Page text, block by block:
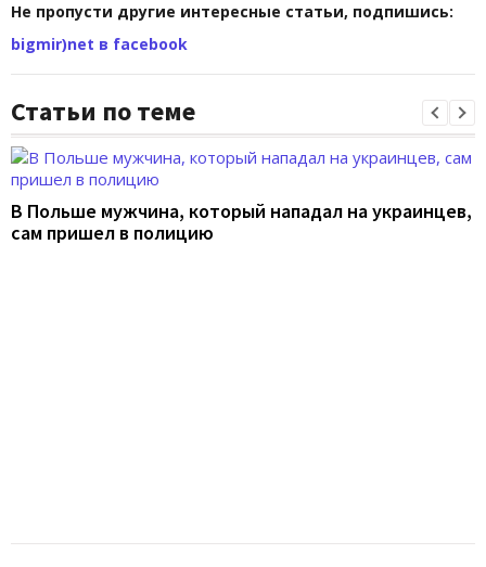
Не пропусти другие интересные статьи, подпишись:
bigmir)net в facebook
Статьи по теме
В Польше мужчина, который нападал на украинцев,
сам пришел в полицию